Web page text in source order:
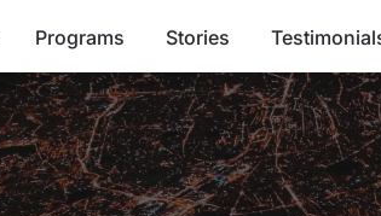
Programs Stories